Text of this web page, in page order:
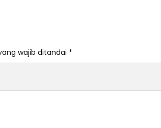
wajib ditandai *